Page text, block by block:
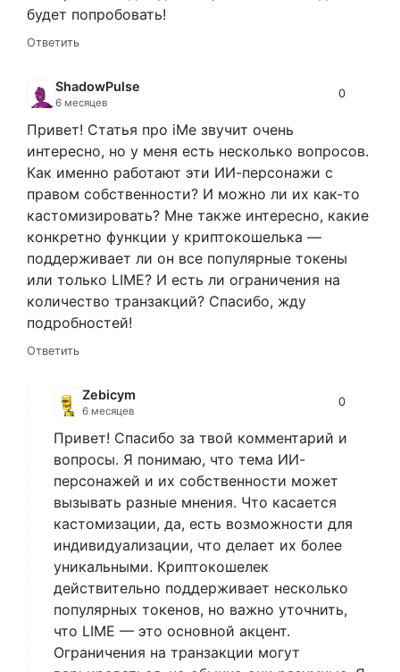
будет попробовать!
Ответить
ShadowPulse
6 месяцев
0
Привет! Статья про iMe звучит очень
интересно, но у меня есть несколько вопросов.
Как именно работают эти ИИ-персонажи с
правом собственности? И можно ли их как-то
кастомизировать? Мне также интересно, какие
конкретно функции у криптокошелька —
поддерживает ли он все популярные токены
или только LIME? И есть ли ограничения на
количество транзакций? Спасибо, жду
подробностей!
Ответить
Zebicym
6 месяцев
0
Привет! Спасибо за твой комментарий и
вопросы. Я понимаю, что тема ИИ-
персонажей и их собственности может
вызывать разные мнения. Что касается
кастомизации, да, есть возможности для
индивидуализации, что делает их более
уникальными. Криптокошелек
действительно поддерживает несколько
популярных токенов, но важно уточнить,
что LIME — это основной акцент.
Ограничения на транзакции могут